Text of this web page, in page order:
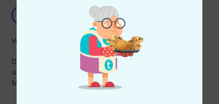
Nicht perfekt gelöst
Dominik754 10.03.2015
Die Aufnahme für das Mikrofon ist meiner Meinung nach
ungünstig gestaltet, da man am Altsaxophon das
Mikrofonkabel recht stark abknicken muss.
Verarbeitung